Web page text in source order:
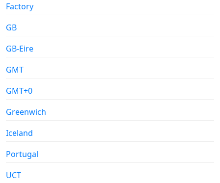
Factory
GB
GB-Eire
GMT
GMT+0
Greenwich
Iceland
Portugal
UCT